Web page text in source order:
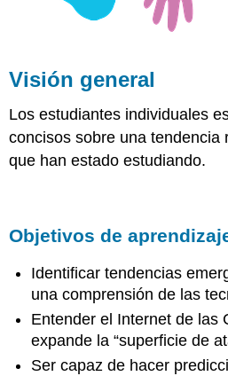
Visión general
Los estudiantes individuales
concisos sobre una tendencia
que han estado estudiando.
Objetivos de
Identificar tendencias
una comprensión de las
Entender el Internet de las
expande la “superficie de
Ser capaz de hacer